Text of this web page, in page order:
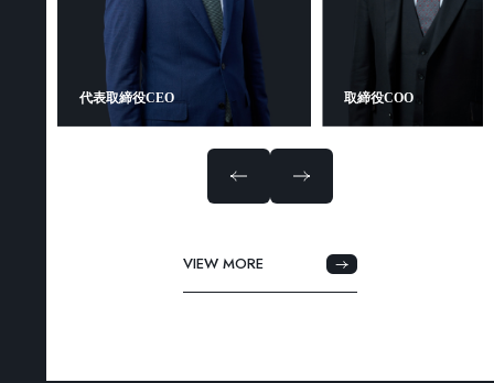
代表取締役CEO 取締役COO
VIEW MORE